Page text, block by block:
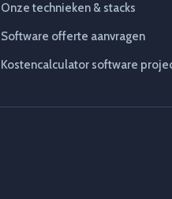
Onze technieken & stacks
Software offerte aanvragen
Kostencalculator software